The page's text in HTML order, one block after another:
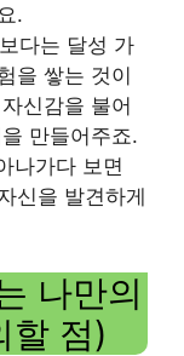
.
다는 달성 가
을 쌓는 것이
신감을 불어
만들어주죠.
나가다 보면
신을 발견하게
나만의
할 점)